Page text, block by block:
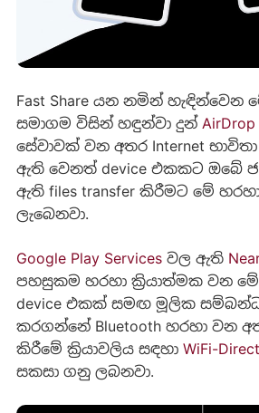
Fast Share යන නමින් හැඳින්වෙන
සමාගම විසින් හඳුන්වා දුන්
සේවාවක් වන අතර Internet
ඇති වෙනත් device එකකට ඔබේ
ඇති files transfer කිරීමට මේ
ලැබෙනවා.
Google Play Servicesවල ඇති
පහසුකම හරහා ක්‍රියාත්මක වන
device එකක් සමඟ මූලික
කරගන්නේ Bluetooth හරහා වන
කිරීමේ ක්‍රියාවලිය සඳහා WiFi-Direct
සකසා ගනු ලබනවා.